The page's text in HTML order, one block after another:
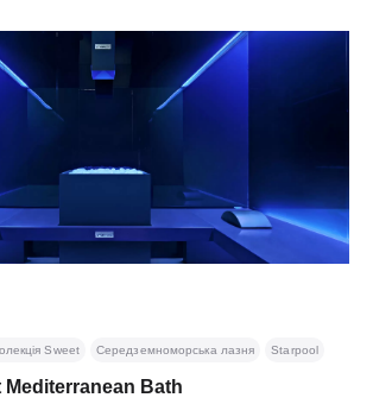
Bath
Sweet Середземноморська лазня Starpool